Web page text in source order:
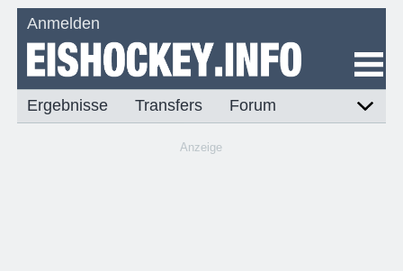
Anmelden
Ergebnisse Transfers Forum
Anzeige